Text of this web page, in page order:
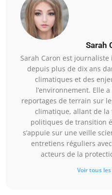
Sarah
Sarah Caron est
depuis plus de dix ans
climatiques et des
l’environnement. Elle
reportages de terrain sur
climatique, allant de la
politiques de transition
s’appuie sur une veille
entretiens réguliers
acteurs de la
Voir tous